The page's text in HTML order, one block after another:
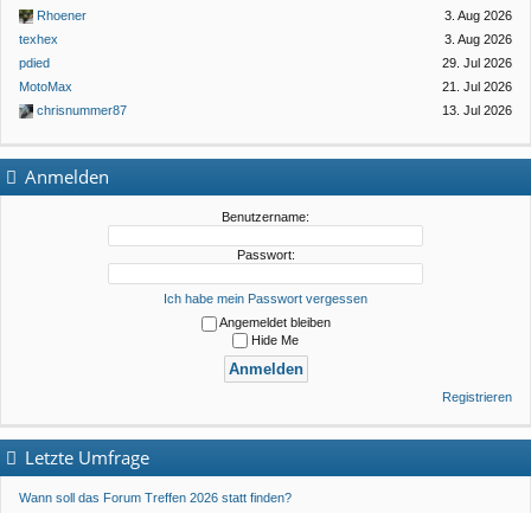
3. Aug 2026
Rhoener
3. Aug 2026
texhex
29. Jul 2026
pdied
21. Jul 2026
MotoMax
13. Jul 2026
chrisnummer87
Anmelden
Benutzername:
Passwort:
Ich habe mein Passwort vergessen
Angemeldet bleiben
Hide Me
Registrieren
Letzte Umfrage
Wann soll das Forum Treffen 2026 statt finden?